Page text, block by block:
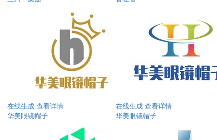
在线生成 查看详情
华美眼镜帽子
在线生成 查看详情
华美眼镜帽子